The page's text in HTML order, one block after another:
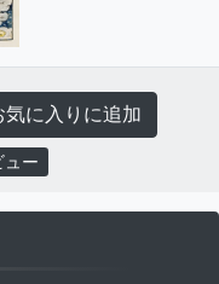
に入りに追加
ュー